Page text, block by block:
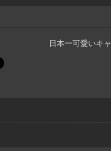
日本一可愛いキ